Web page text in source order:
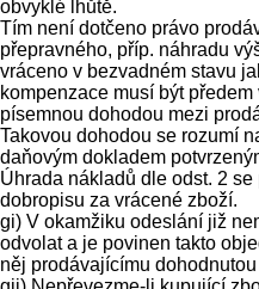
obvyklé lhůtě.
Tím není dotčeno právo
přepravného, příp. náhradu
vráceno v bezvadném stavu
kompenzace musí být
písemnou dohodou mezi
Takovou dohodou se rozumí
daňovým dokladem
Úhrada nákladů dle odst. 2
dobropisu za vrácené zboží.
gi) V okamžiku odeslání již
odvolat a je povinen takto
něj prodávajícímu